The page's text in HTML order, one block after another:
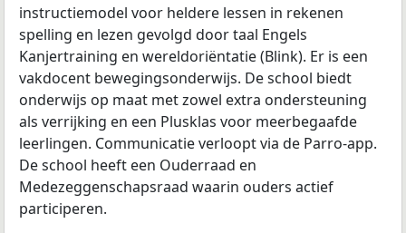
instructiemodel voor heldere lessen in rekenen
spelling en lezen gevolgd door taal Engels
Kanjertraining en wereldoriëntatie (Blink). Er is een
vakdocent bewegingsonderwijs. De school biedt
onderwijs op maat met zowel extra ondersteuning
als verrijking en een Plusklas voor meerbegaafde
leerlingen. Communicatie verloopt via de Parro-app.
De school heeft een Ouderraad en
Medezeggenschapsraad waarin ouders actief
participeren.